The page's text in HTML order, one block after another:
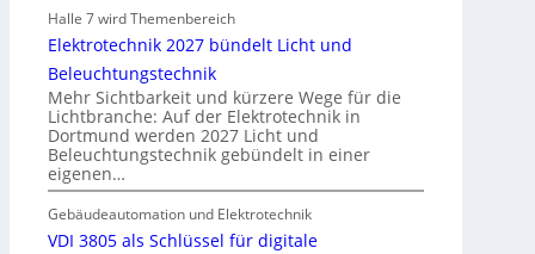
s
b
u
d
e
r
E
l
e
Halle 7 wird Themenbereich
Elektrotechnik 2027 bündelt Licht und
Beleuchtungstechnik
Mehr Sichtbarkeit und kürzere Wege für die
Lichtbranche: Auf der Elektrotechnik in
Dortmund werden 2027 Licht und
Beleuchtungstechnik gebündelt in einer
eigenen…
Gebäudeautomation und Elektrotechnik
VDI 3805 als Schlüssel für digitale